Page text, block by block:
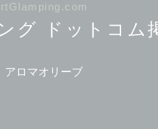
グ ドットコム
アロマオリーブ